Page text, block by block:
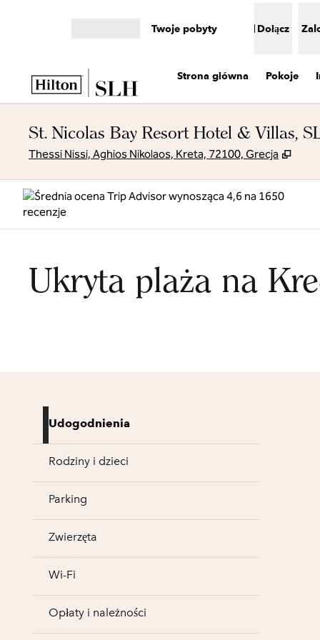
Twoje pobyty Dołącz
Strona główna Pokoje
St. Nicolas Bay Resort Hotel & Villas,
Thessi Nissi, Aghios Nikolaos, Kreta, 72100, Grecja ,
Ukryta plaża na
Udogodnienia
Rodziny i dzieci
Parking
Zwierzęta
Wi-Fi
Opłaty i należności